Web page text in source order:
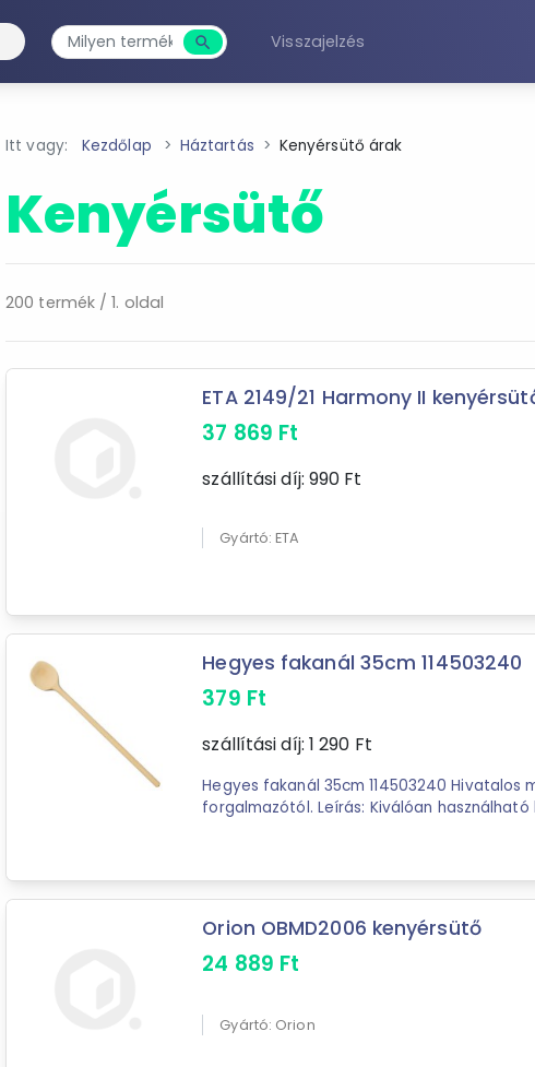
search
Keresés
Visszajelzés
Itt vagy: Kezdőlap Háztartás Kenyérsütő árak
Kenyérsütő
200 termék / 1. oldal
ETA 2149/21 Harmony II
37 869 Ft
szállítási díj: 990 Ft
Gyártó: ETA
Hegyes fakanál 35cm 114503240
379 Ft
szállítási díj: 1 290 Ft
Hegyes fakanál 35cm 114503240 Hivatalos magyarországi
forgalmazótól. Leírás: Kiválóan használható konyhai eszköz
Orion OBMD2006 kenyérsütő
24 889 Ft
Gyártó: Orion